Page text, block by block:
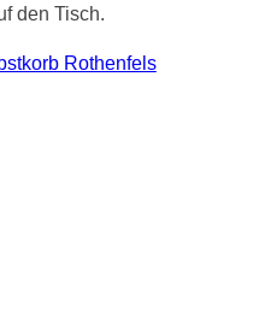
den Tisch.
Rothenfels